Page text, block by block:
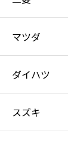
マツダ
ダイハツ
スズキ